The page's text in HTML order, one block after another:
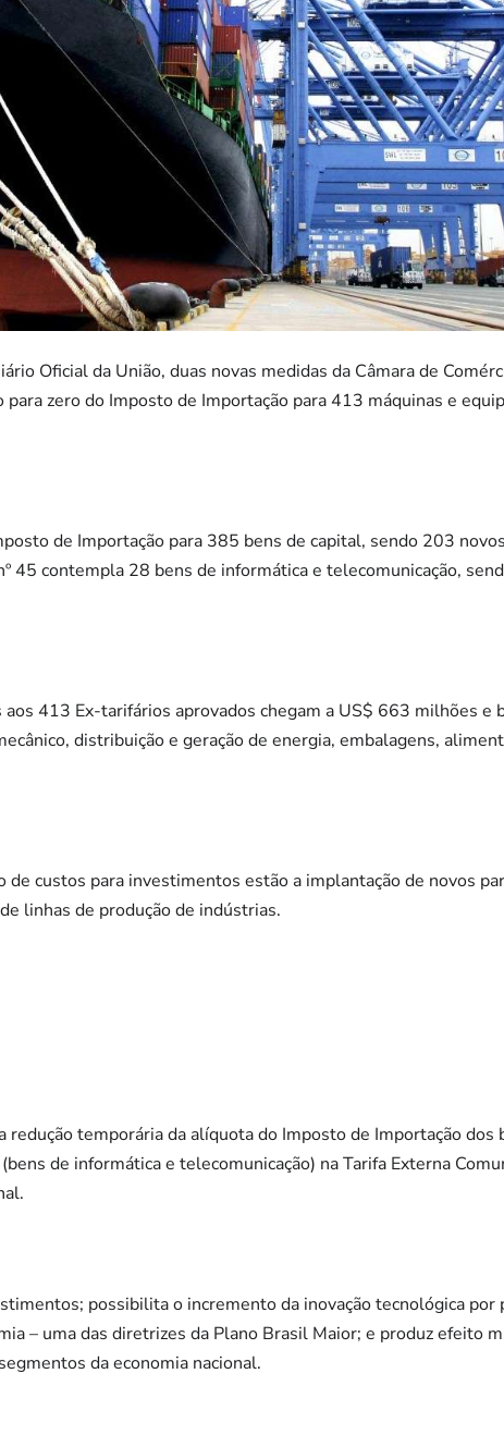
Oficial da União, duas novas medidas da Câmara de
zero do Imposto de Importação para 413 máquinas e
de Importação para 385 bens de capital, sendo 203
45 contempla 28 bens de informática e telecomunicação,
413 Ex-tarifários aprovados chegam a US$ 663 milhões e
distribuição e geração de energia, embalagens,
custos para investimentos estão a implantação de novos
linhas de produção de indústrias.
temporária da alíquota do Imposto de Importação dos
de informática e telecomunicação) na Tarifa Externa
possibilita o incremento da inovação tecnológica por
– uma das diretrizes da Plano Brasil Maior; e produz efeito
da economia nacional.